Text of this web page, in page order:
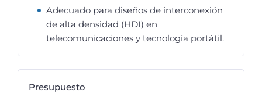
Adecuado para diseños de interconexión
de alta densidad (HDI) en
telecomunicaciones y tecnología portátil.
Presupuesto